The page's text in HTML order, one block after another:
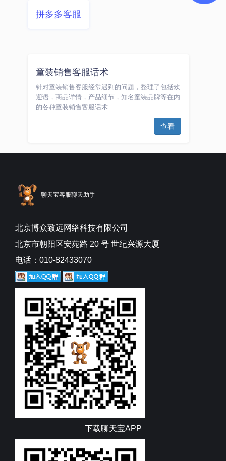
拼多多客服
童装销售客服话术
针对童装销售客服经常遇到的问题，整理了包括欢
迎语，商品详情，产品细节，知名童装品牌等在内
的各种童装销售客服话术
查看
聊天宝客服聊天助手
北京博众致远网络科技有限公司
北京市朝阳区安苑路 20 号 世纪兴源大厦
电话：010-82433070
下载聊天宝APP